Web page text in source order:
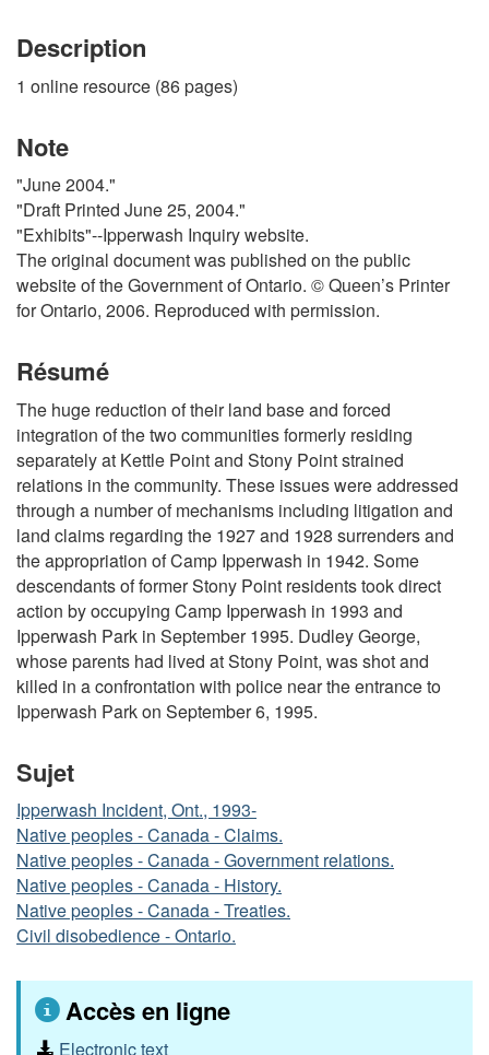
Description
1 online resource (86 pages)
Note
"June 2004."
"Draft Printed June 25, 2004."
"Exhibits"--Ipperwash Inquiry website.
The original document was published on the public
website of the Government of Ontario. © Queen’s Printer
for Ontario, 2006. Reproduced with permission.
Résumé
The huge reduction of their land base and forced
integration of the two communities formerly residing
separately at Kettle Point and Stony Point strained
relations in the community. These issues were addressed
through a number of mechanisms including litigation and
land claims regarding the 1927 and 1928 surrenders and
the appropriation of Camp Ipperwash in 1942. Some
descendants of former Stony Point residents took direct
action by occupying Camp Ipperwash in 1993 and
Ipperwash Park in September 1995. Dudley George,
whose parents had lived at Stony Point, was shot and
killed in a confrontation with police near the entrance to
Ipperwash Park on September 6, 1995.
Sujet
Ipperwash Incident, Ont., 1993-
Native peoples - Canada - Claims.
Native peoples - Canada - Government relations.
Native peoples - Canada - History.
Native peoples - Canada - Treaties.
Civil disobedience - Ontario.
Accès en ligne
Electronic text